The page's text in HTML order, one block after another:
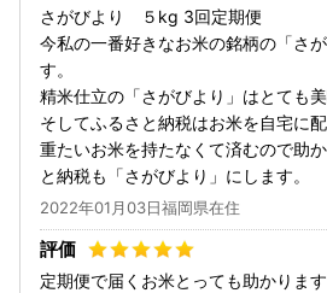
さがびより ５kg 3回定期便
今私の一番好きなお米の銘柄の「さ
す。
精米仕立の「さがびより」はとても美
そしてふるさと納税はお米を自宅に
重たいお米を持たなくて済むので助
と納税も「さがびより」にします。
2022年01月03日福岡県在住
定期便で届くお米とっても助かりま